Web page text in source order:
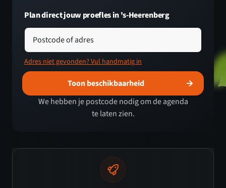
Plan direct jouw proefles in 's-Heerenberg
Postcode of adres
Adres niet gevonden? Vul handmatig in
Toon beschikbaarheid
We hebben je postcode nodig om de agenda
te laten zien.